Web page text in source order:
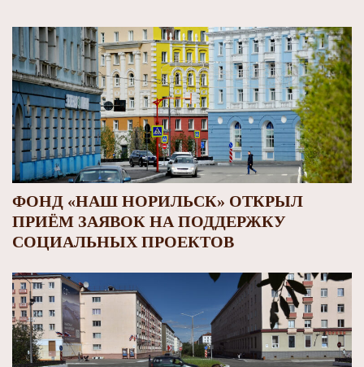
ФОНД «НАШ НОРИЛЬСК» ОТКРЫЛ
ПРИЁМ ЗАЯВОК НА ПОДДЕРЖКУ
СОЦИАЛЬНЫХ ПРОЕКТОВ